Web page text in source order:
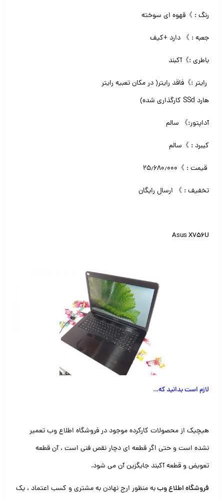
رنگ : 》قهوه ای سوخته
جعبه : 》 دارد +کیف
باطری :》آکبند
رایتر :》فاقد رایتر( در مکان‌ تعبیه رایتر
هارد SSd کارگذاری شده)
آداپتور:》 سالم
کیبرد : 》سالم
قیمت : 》۲۵٫۶۸۰٫۰۰۰
تخفیف : 》 ارسال رایگان
Asus X756U
لازم است بدانید که…
هیچیک از محصولات کارکرده موجود در فروشگاه اطلاع وب تعمیر
نشده است و حتی اگر قطعه ای دچار نقص فنی است ، آن قطعه
تعویض و قطعه آکبند جایگزین آن می شود.
فروشگاه اطلاع وببه منظور ارج نهادن به مشتری و کسب اعتماد ، یک